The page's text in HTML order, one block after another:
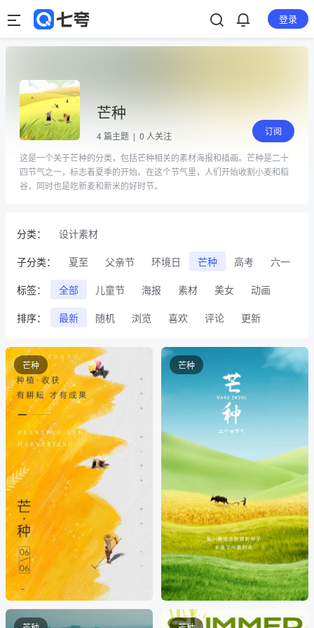
登录
芒种
4篇主题 | 0 人关注 订阅
这是一个关于芒种的分类，包括芒种相关的素材海报和插画。芒种是二十
四节气之一，标志着夏季的开始。在这个节气里，人们开始收割小麦和稻
谷，同时也是吃新麦和新米的好时节。
分类：
设计素材
子分类：
夏至 父亲节 环境日 芒种 高考
六一
标签：
全部 儿童节 海报 素材 美女
动画
排序：
最新 随机 浏览 喜欢 评论 更新
芒种 芒种